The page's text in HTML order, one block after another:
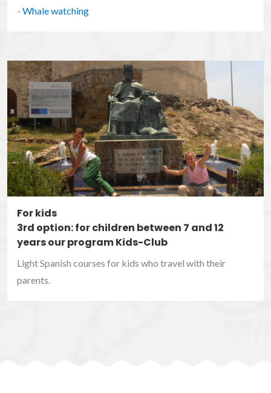
- Whale watching
For kids
3rd option: for children between 7 and 12
years our program Kids-Club
Light Spanish courses for kids who travel with their
parents.